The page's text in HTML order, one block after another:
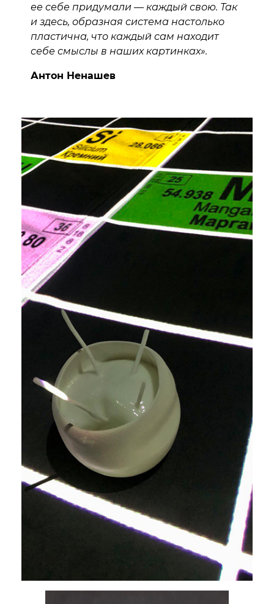
ее себе придумали — каждый свою. Так
и здесь, образная система настолько
пластична, что каждый сам находит
себе смыслы в наших картинках».
Антон Ненашев